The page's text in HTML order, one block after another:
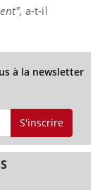
a-t-il
à la newsletter
S'inscrire